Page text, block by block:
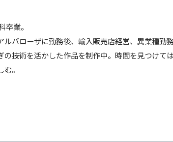
卒業。
バローザに勤務後、輸入販売店経営、異業種勤
技術を活かした作品を制作中。時間を見つけて
。